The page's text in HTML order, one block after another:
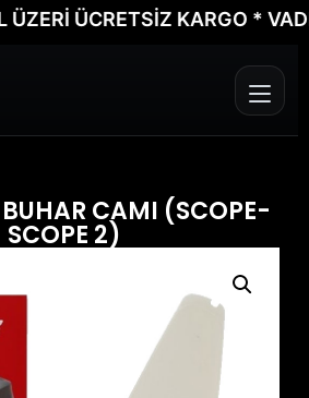
ÜCRETSİZ KARGO * VADE
CAMI (SCOPE-
SCOPE 2)